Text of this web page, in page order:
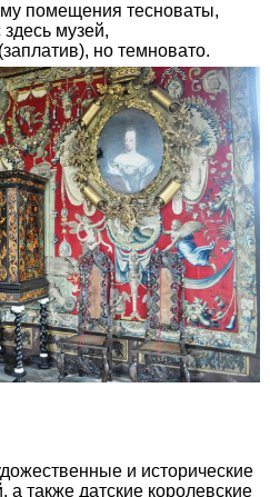
помещения тесноваты,
музей,
но темновато.
и исторические
а также датские королевские